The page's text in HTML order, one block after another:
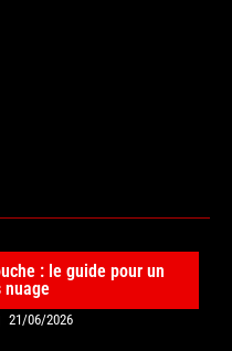
: le guide pour un
nuage
21/06/2026